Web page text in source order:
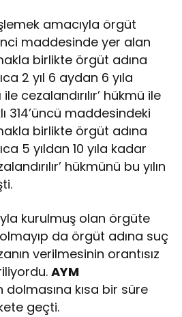
işlemek amacıyla örgüt
maddesinde yer alan
birlikte örgüt adına
2 yıl 6 aydan 6 yıla
cezalandırılır’ hükmü ile
314’üncü maddesindeki
birlikte örgüt adına
5 yıldan 10 yıla kadar
hükmünü bu yılın
kurulmuş olan örgüte
da örgüt adına suç
verilmesinin orantısız
AYM
dolmasına kısa bir süre
geçti.